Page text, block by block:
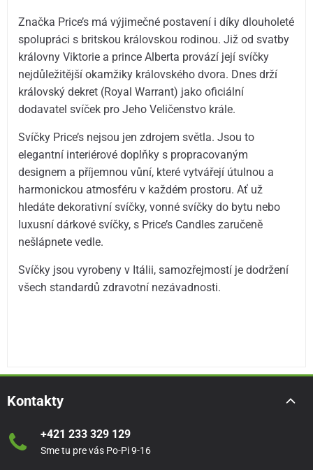
Značka Price’s má výjimečné postavení i díky dlouholeté
spolupráci s britskou královskou rodinou. Již od svatby
královny Viktorie a prince Alberta provází její svíčky
nejdůležitější okamžiky královského dvora. Dnes drží
královský dekret (Royal Warrant) jako oficiální
dodavatel svíček pro Jeho Veličenstvo krále.
Svíčky Price’s nejsou jen zdrojem světla. Jsou to
elegantní interiérové doplňky s propracovaným
designem a příjemnou vůní, které vytvářejí útulnou a
harmonickou atmosféru v každém prostoru. Ať už
hledáte dekorativní svíčky, vonné svíčky do bytu nebo
luxusní dárkové svíčky, s Price’s Candles zaručeně
nešlápnete vedle.
Svíčky jsou vyrobeny v Itálii, samozřejmostí je dodržení
všech standardů zdravotní nezávadnosti.
Kontakty
+421 233 329 129
Sme tu pre vás Po-Pi 9-16